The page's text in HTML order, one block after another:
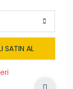
SATIN AL